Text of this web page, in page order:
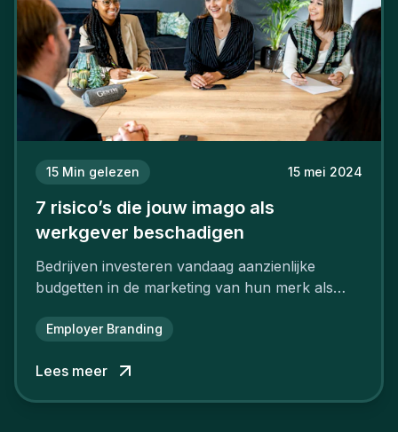
15 Min gelezen 15 mei 2024
7 risico’s die jouw imago als
werkgever beschadigen
Bedrijven investeren vandaag aanzienlijke
budgetten in de marketing van hun merk als
Employer Branding
Lees meer